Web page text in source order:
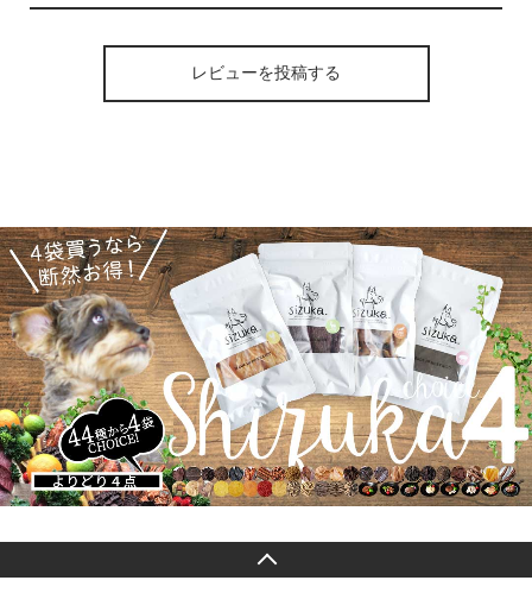
レビューを投稿する